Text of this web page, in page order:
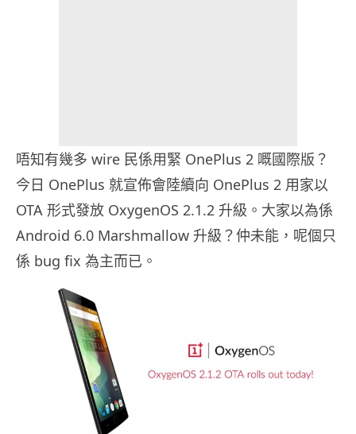
唔知有幾多 wire 民係用緊 OnePlus 2 嘅國際版？
今日 OnePlus 就宣佈會陸續向 OnePlus 2 用家以
OTA 形式發放 OxygenOS 2.1.2 升級。大家以為係
Android 6.0 Marshmallow 升級？仲未能，呢個只
係 bug fix 為主而已。